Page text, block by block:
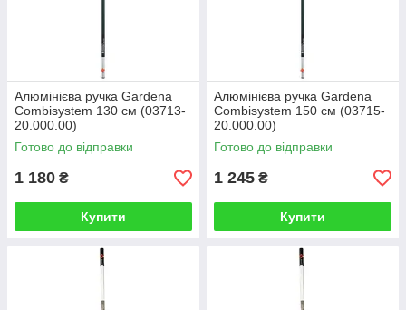
Алюмінієва ручка Gardena
Combisystem 130 см (03713-
20.000.00)
Готово до відправки
1 180 ₴
Купити
Алюмінієва ручка Gardena
Combisystem 150 см (03715-
20.000.00)
Готово до відправки
1 245 ₴
Купити